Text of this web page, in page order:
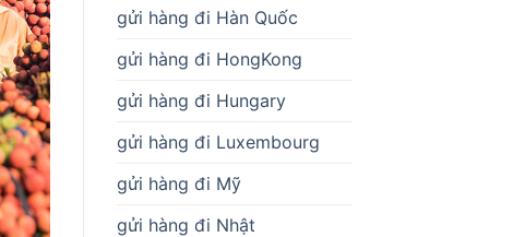
gửi hàng đi Hàn Quốc
gửi hàng đi HongKong
gửi hàng đi Hungary
gửi hàng đi Luxembourg
gửi hàng đi Mỹ
gửi hàng đi Nhật